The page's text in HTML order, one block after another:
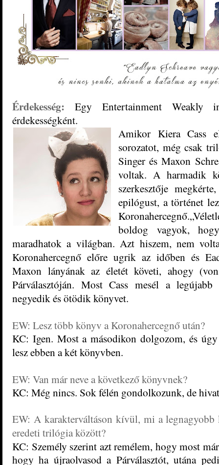
Érdekesség: Egy Entertainment Weakly
érdekességként.
Amikor Kiera Cass
sorozatot, még csak
Singer és Maxon
voltak. A harmadik
szerkesztője
epilógust, a történet
Koronahercegnő.
boldog vagyok,
maradhatok a világban. Azt hiszem, nem
Koronahercegnő előre ugrik az időben és
Maxon lányának az életét követi, ahogy
Párválasztóján. Most Cass mesél a
negyedik és ötödik könyvet.
EW: Lesz több könyv a Koronahercegnő után?
KC: Igen. Most a másodikon dolgozom, és
lesz ebben a két könyvben.
EW: Van már neve a következő könyvnek?
KC: Még nincs. Sok félén gondolkozunk, de
EW: A karakterváltáson kívül, mi a legnagyobb
eredeti trilógia között?
KC: Személy szerint azt remélem, hogy most
hogy ha újraolvasod a Párválasztót, utána